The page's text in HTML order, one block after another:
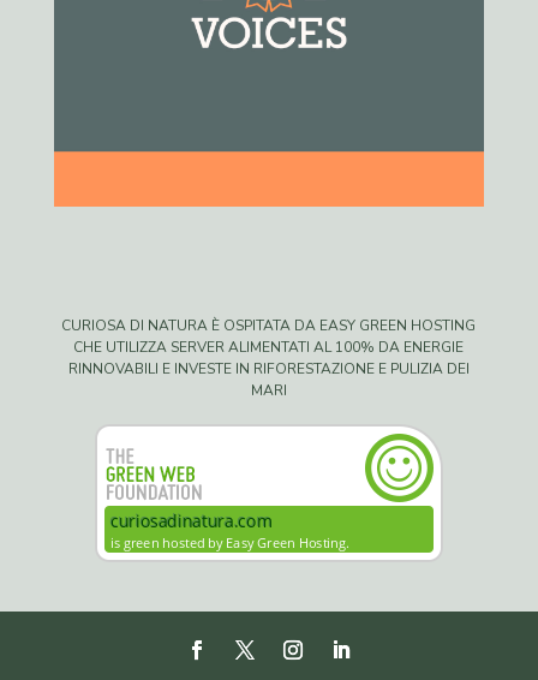
CURIOSA DI NATURA È OSPITATA DA EASY GREEN HOSTING
CHE UTILIZZA SERVER ALIMENTATI AL 100% DA ENERGIE
RINNOVABILI E INVESTE IN RIFORESTAZIONE E PULIZIA DEI
MARI